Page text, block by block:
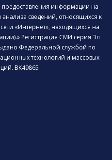
информации на
сведений, относящихся к
«Интернет», находящихся на
Регистрация СМИ серия Эл
Федеральной службой по
технологий и массовых
ВК49865